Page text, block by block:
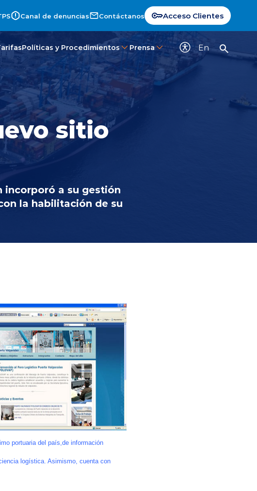
Canal de denuncias Contáctanos Acceso Clientes
Políticas y Procedimientos Prensa En
sitio
incorporó a su gestión
la habilitación de su
portuaria del país,de información
logística. Asimismo, cuenta con